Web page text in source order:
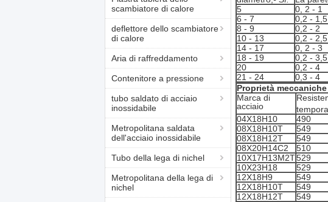
scambiatore di calore
deflettore dello scambiatore
di calore
Aria di raffreddamento
Contenitore a pressione
tubo saldato di acciaio
inossidabile
Metropolitana saldata
dell'acciaio inossidabile
Tubo della lega di nichel
Metropolitana della lega di
nichel
5
0, 2 - 1
6 - 7
0,2 - 1,5
8 - 9
0,2 - 2
10 - 13
0,2 - 2,5
14 - 17
0, 2 - 3
18 - 19
0,2 - 3,5
20
0,2 - 4
21 - 24
0,3 - 4
Proprietà meccaniche
Marca di
acciaio
04Х18Н10 490
08Х18Н10Т
549
08Х18Н12Т
549
08Х20Н14С2
510
10Х17Н13М2Т529
10Х23Н18
529
12Х18Н9
549
12Х18Н10Т
549
12Х18Н12Т
549